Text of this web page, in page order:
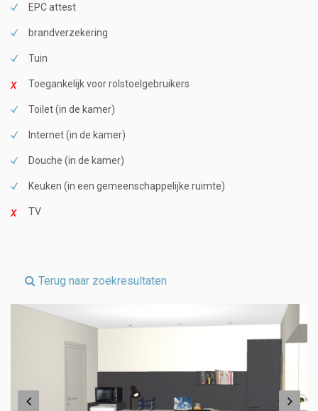
EPC attest
brandverzekering
Tuin
Toegankelijk voor rolstoelgebruikers
Toilet (in de kamer)
Internet (in de kamer)
Douche (in de kamer)
Keuken (in een gemeenschappelijke ruimte)
TV
Terug naar zoekresultaten